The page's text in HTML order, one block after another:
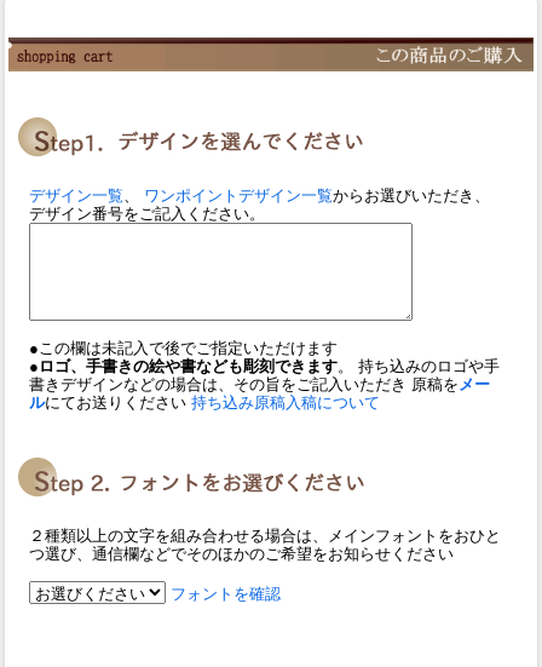
デザイン一覧、 ワンポイントデザイン一覧からお選びいただき、
デザイン番号をご記入ください。
●この欄は未記入で後でご指定いただけます
●ロゴ、手書きの絵や書なども彫刻できます。 持ち込みのロゴや手
書きデザインなどの場合は、その旨をご記入いただき 原稿をメー
ルにてお送りください 持ち込み原稿入稿について
２種類以上の文字を組み合わせる場合は、メインフォントをおひと
つ選び、通信欄などでそのほかのご希望をお知らせください
フォントを確認